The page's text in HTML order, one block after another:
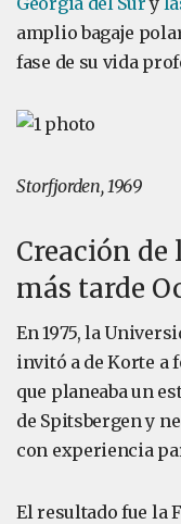
amplio bagaje
fase de su vida
Storfjorden, 1969
Creación
más tarde
En 1975, la
invitó a de Korte a
que planeaba un
de Spitsbergen y
con experiencia
El resultado fue la